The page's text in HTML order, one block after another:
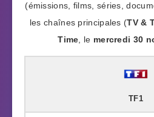
(émissions, films, séries,
les chaînes principales (TV &
Time , le mercredi 30
TF1